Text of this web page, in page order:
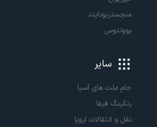
منچستریونایتد
یوونتوس
سایر
جام ملت های آسیا
رنکینگ فیفا
نقل و انتقالات اروپا